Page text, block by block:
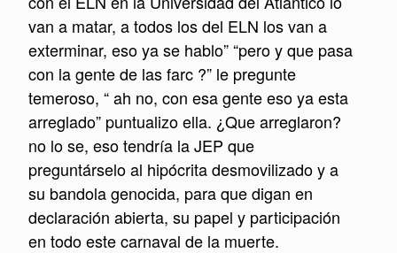
van a matar, a todos los del ELN los van a
exterminar, eso ya se hablo” “pero y que pasa
con la gente de las farc ?” le pregunte
temeroso, “ ah no, con esa gente eso ya esta
arreglado” puntualizo ella. ¿Que arreglaron?
no lo se, eso tendría la JEP que
preguntárselo al hipócrita desmovilizado y a
su bandola genocida, para que digan en
declaración abierta, su papel y participación
en todo este carnaval de la muerte.